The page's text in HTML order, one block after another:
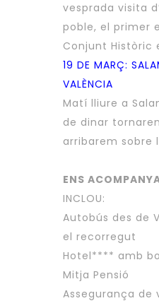
vesprada visita
poble, el primer
Conjunt Històric
19 DE MARÇ:
VALÈNCIA
Matí lliure a
de dinar
arribarem sobre
ENS
INCLOU:
Autobús des de
el recorregut
Hotel**** amb
Mitja Pensió
Assegurança de